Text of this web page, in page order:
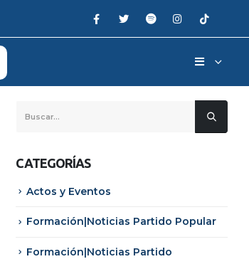
CATEGORÍAS
Actos y Eventos
Formación|Noticias Partido Popular
Formación|Noticias Partido